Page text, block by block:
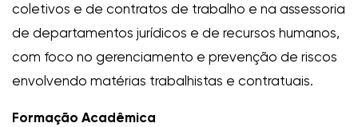
coletivos e de contratos de trabalho e na assessoria
de departamentos jurídicos e de recursos humanos,
com foco no gerenciamento e prevenção de riscos
envolvendo matérias trabalhistas e contratuais.
Formação Acadêmica